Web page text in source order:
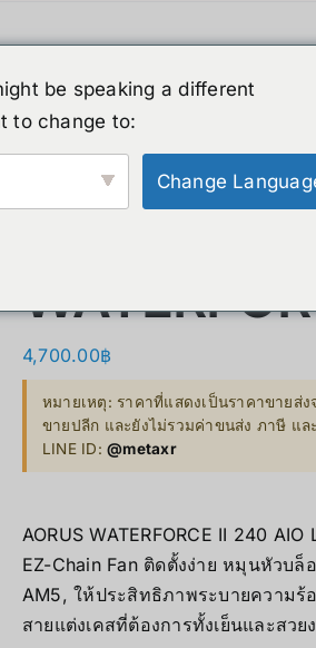
Glasses &
Hololens 2
Supermicro
AOOSTAR
Wireless
新闻 服务 商店
4,700.00฿
หมายเหตุ: ราคาที่แสดงเป็นราคาขายส่
ขายปลีก และยังไม่รวมค่าขนส่ง ภาษี แ
LINE ID:@metaxr
AORUS WATERFORCE II 240
EZ-Chain Fan ติดตั้งง่าย หมุนหัวบล็
AM5, ให้ประสิทธิภาพระบายความร้
สายแต่งเคสที่ต้องการทั้งเย็นและสวย
be speaking a different
to change to:
Change